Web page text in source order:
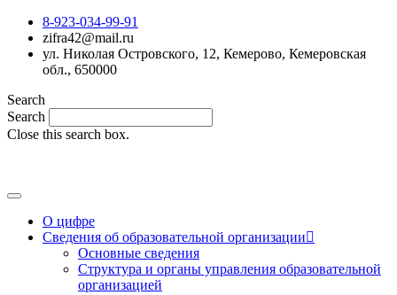
8-923-034-99-91
zifra42@mail.ru
ул. Николая Островского, 12, Кемерово, Кемеровская
обл., 650000
Search
Search
Close this search box.
О цифре
Сведения об образовательной организации
Основные сведения
Структура и органы управления образовательной
организацией